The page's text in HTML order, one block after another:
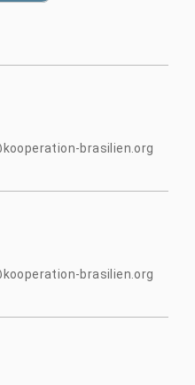
brasilien.org
brasilien.org